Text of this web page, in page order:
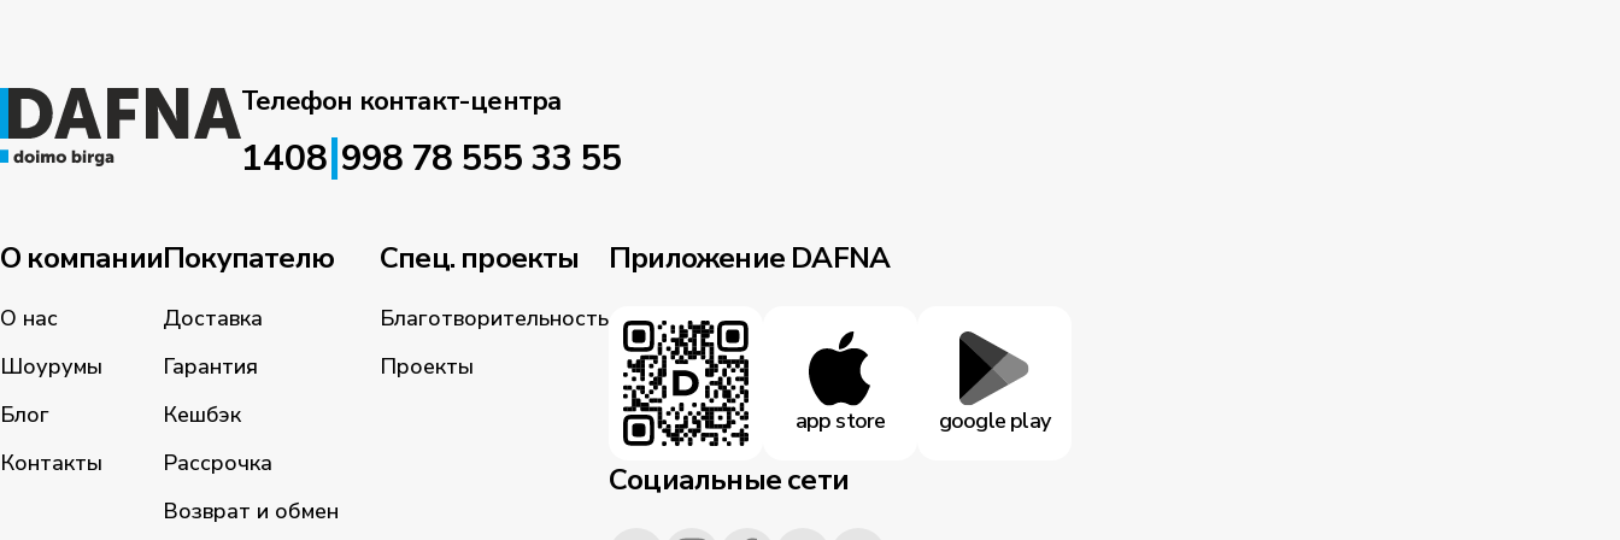
Телефон контакт-центра
1408|998 78 555 33 55
О компании
О нас
Шоурумы
Блог
Контакты
Покупателю
Доставка
Гарантия
Кешбэк
Рассрочка
Возврат и обмен
Спец. проекты
Благотворительность
Проекты
Приложение DAFNA
app store google play
Социальные сети